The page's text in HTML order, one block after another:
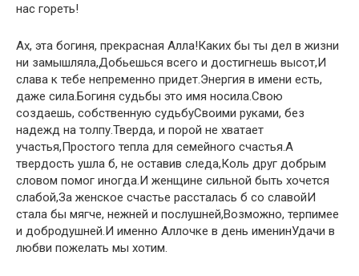
нас гореть!
Ах, эта богиня, прекрасная Алла!Каких бы ты дел в жизни
ни замышляла,Добьешься всего и достигнешь высот,И
слава к тебе непременно придет.Энергия в имени есть,
даже сила.Богиня судьбы это имя носила.Свою
создаешь, собственную судьбуСвоими руками, без
надежд на толпу.Тверда, и порой не хватает
участья,Простого тепла для семейного счастья.А
твердость ушла б, не оставив следа,Коль друг добрым
словом помог иногда.И женщине сильной быть хочется
слабой,За женское счастье рассталась б со славойИ
стала бы мягче, нежней и послушней,Возможно, терпимее
и добродушней.И именно Аллочке в день именинУдачи в
любви пожелать мы хотим.